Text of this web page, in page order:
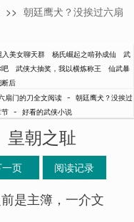
>> 朝廷鹰犬？没挨过六扇
美女聊天群 杨氏崛起之啃孙成仙
武
武侠大抽奖，我以横炼称王
仙武暴
后
扇门的刀全文阅读 - 朝廷鹰犬？没挨过
- 好看的武侠小说
皇朝之耻
页 阅读记录
是主簿，一介文